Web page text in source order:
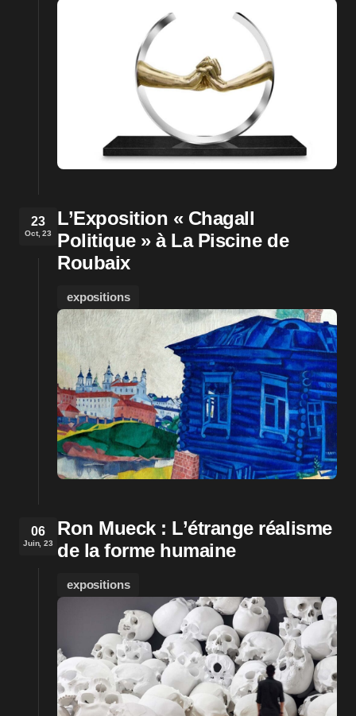
23
Oct, 23
L’Exposition « Chagall
Politique » à La Piscine de
Roubaix
expositions
06
Juin, 23
Ron Mueck : L’étrange réalisme
de la forme humaine
expositions